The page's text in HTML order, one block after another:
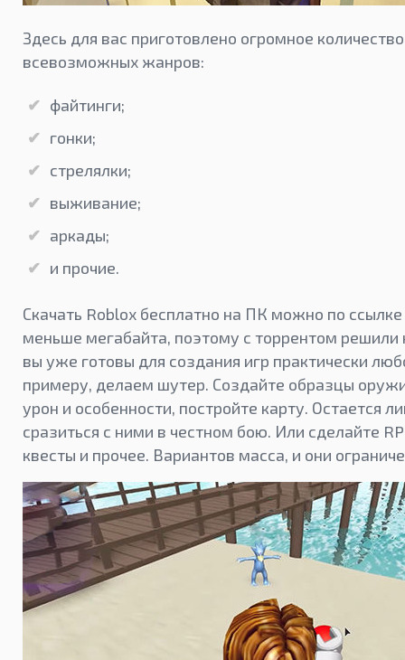
Здесь для вас приготовлено огромное
всевозможных жанров:
файтинги;
гонки;
стрелялки;
выживание;
аркады;
и прочие.
Скачать Roblox бесплатно на ПК можно по
меньше мегабайта, поэтому с торрентом решили
вы уже готовы для создания игр практически
примеру, делаем шутер. Создайте образцы
урон и особенности, постройте карту. Остается
сразиться с ними в честном бою. Или сделайте
квесты и прочее. Вариантов масса, и они